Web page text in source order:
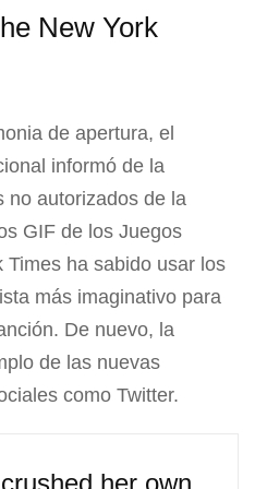
New York
de apertura, el
informó de la
no autorizados de la
GIF de los Juegos
Times ha sabido usar los
más imaginativo para
De nuevo, la
de las nuevas
como Twitter.
her own